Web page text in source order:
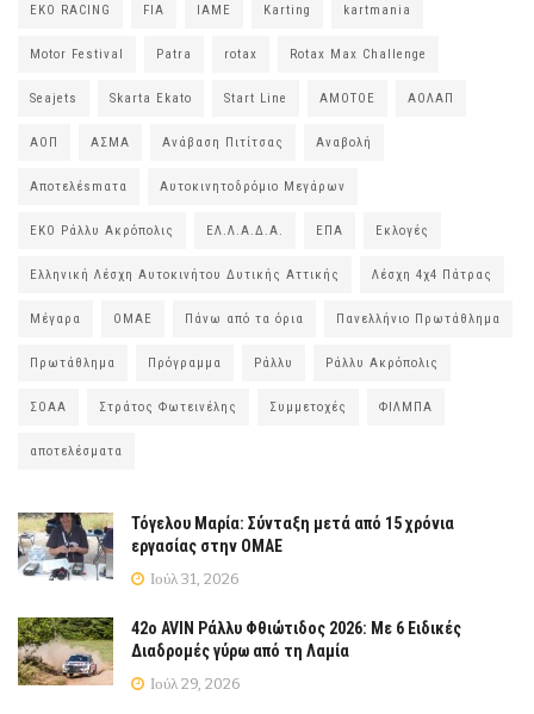
EKO RACING FIA IAME Karting kartmania
Motor Festival Patra rotax Rotax Max Challenge
Seajets Skarta Ekato Start Line ΑΜΟΤΟΕ ΑΟΛΑΠ
ΑΟΠ ΑΣΜΑ Ανάβαση Πιτίτσας Αναβολή
Αποτελέsmατα Αυτοκινητοδρόμιο Μεγάρων
ΕΚΟ Ράλλυ Ακρόπολις ΕΛ.Λ.Α.Δ.Α. ΕΠΑ Εκλογές
Ελληνική Λέσχη Αυτοκινήτου Δυτικής Αττικής Λέσχη 4χ4 Πάτρας
Μέγαρα ΟΜΑΕ Πάνω από τα όρια Πανελλήνιο Πρωτάθλημα
Πρωτάθλημα Πρόγραμμα Ράλλυ Ράλλυ Ακρόπολις
ΣΟΑΑ Στράτος Φωτεινέλης Συμμετοχές ΦΙΛΜΠΑ
αποτελέσματα
Τόγελου Μαρία: Σύνταξη μετά από 15 χρόνια
εργασίας στην ΟΜΑΕ
Ιούλ 31, 2026
42ο AVIN Ράλλυ Φθιώτιδος 2026: Με 6 Ειδικές
Διαδρομές γύρω από τη Λαμία
Ιούλ 29, 2026